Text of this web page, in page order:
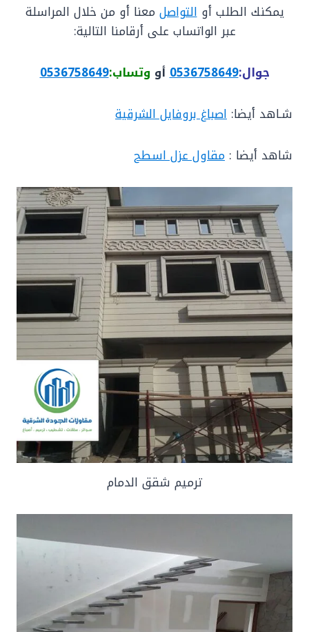
يمكنك الطلب أوالتواصل معنا أو من خلال المراسلة
عبر الواتساب على أرقامنا التالية:
جوال:0536758649أو وتساب:0536758649
شـاهد أيضا: اصباغ بروفايل الشرقية
شاهد أيضا : مقاول عزل اسطح
ترميم شقق الدمام